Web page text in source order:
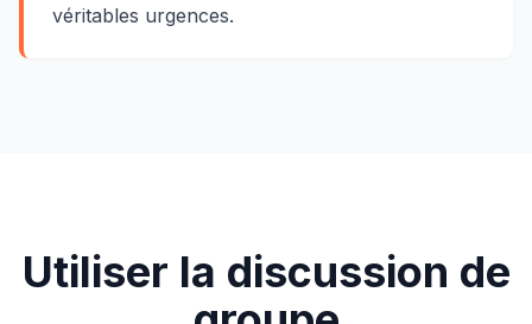
véritables urgences.
Utiliser la discussion de